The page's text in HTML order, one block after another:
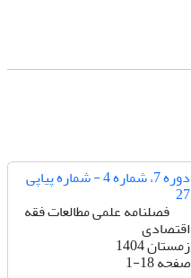
دوره 7، شماره 4 - شماره پیاپی
27
فصلنامه علمی مطالعات فقه
اقتصادی
زمستان 1404
صفحه1-18